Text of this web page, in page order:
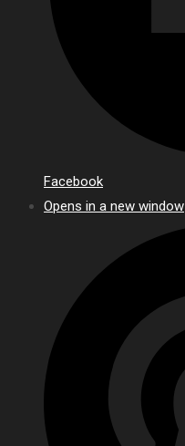
Facebook
Opens in a new window